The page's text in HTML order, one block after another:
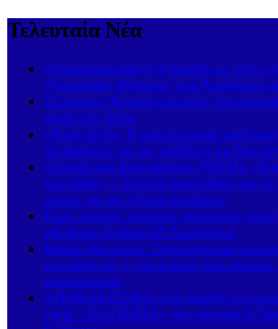
Τελευταία Νέα
Άγρια συμπλοκή στη Σκιάθο με πέντε
Τραυματίας 49χρονος, στο Αυτόφωρο
Ξέσπασμα Χαλκιά μπροστά στα
αυτόν τον τόπο»
«Χριστιανός» ή επικοινωνιακό
αντιδράσεις για την υπόθεση της
Αποκάλυψη Τσιμπιδάρου (ΝΙΚΗ):
τσιμπίδας» – Σκληρή παρέμβαση για το
αιχμές για την εθνική ασφάλεια
Πολύ υψηλός κίνδυνος πυρκαγιάς
για αύριο Τετάρτη 05 Αυγούστου
Μαρία Μενούνος: Συγκλονιστικό
την κόρη της – «Αν ο Θεός δεν
επιτρέπονται»
ΑΠΟΚΛΕΙΣΤΙΚΟ: Στη Σκιάθο το
yacht «XASTERIA» του εφοπλιστή